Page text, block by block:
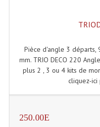
Hp À
Lecteurs
Pièce d'angle 3 départs,
mm. TRIO DECO 220
plus 2 , 3 ou 4 kits de
cliquez-
250.00E